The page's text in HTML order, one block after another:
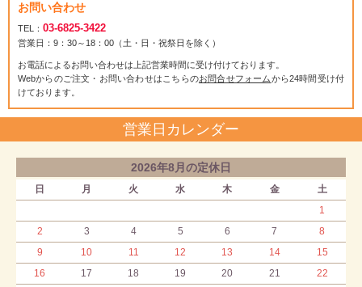
お問い合わせ
TEL： 03-6825-3422
営業日：9：30～18：00（土・日・祝祭日を除く）
お電話によるお問い合わせは上記営業時間に受け付けております。
Webからのご注文・お問い合わせはこちらのお問合せフォームから24時間受け付
けております。
営業日カレンダー
2026年8月の定休日
日 月 火 水 木 金
土
1
2
3 4 5 6 7
8
9
10 11 12 13 14
15
16
17 18 19 20 21
22